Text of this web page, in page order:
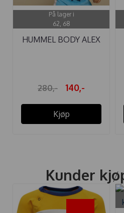
På lager i
62, 68
HUMMEL BODY ALEX
280,- 140,-
Kjøp
Kunder